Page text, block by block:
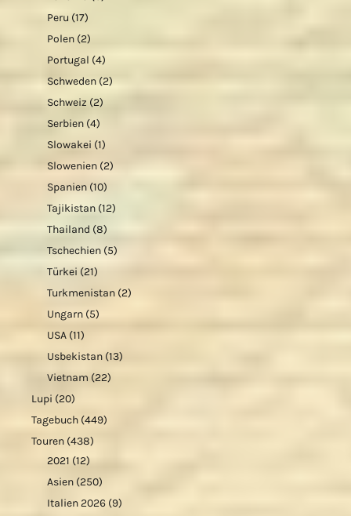
Peru (17)
Polen (2)
Portugal (4)
Schweden (2)
Schweiz (2)
Serbien (4)
Slowakei (1)
Slowenien (2)
Spanien (10)
Tajikistan (12)
Thailand (8)
Tschechien (5)
Türkei (21)
Turkmenistan (2)
Ungarn (5)
USA (11)
Usbekistan (13)
Vietnam (22)
Lupi (20)
Tagebuch (449)
Touren (438)
2021 (12)
Asien (250)
Italien 2026 (9)